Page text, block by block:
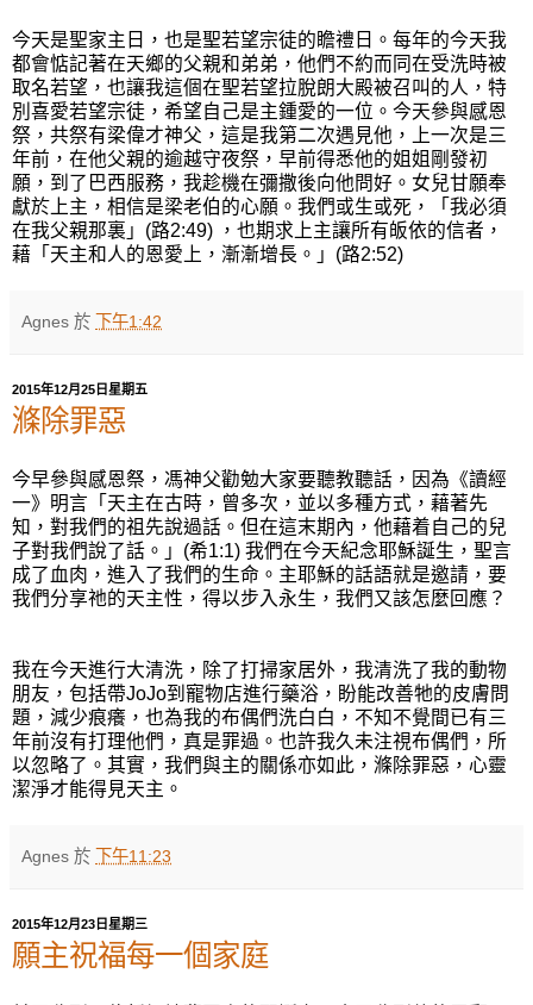
今天是聖家主日，也是聖若望宗徒的瞻禮日。每年的今天我
都會惦記著在天鄉的父親和弟弟，他們不約而同在受洗時被
取名若望，也讓我這個在聖若望拉脫朗大殿被召叫的人，特
別喜愛若望宗徒，希望自己是主鍾愛的一位。今天參與感恩
祭，共祭有梁偉才神父，這是我第二次遇見他，上一次是三
年前，在他父親的逾越守夜祭，早前得悉他的姐姐剛發初
願，到了巴西服務，我趁機在彌撒後向他問好。女兒甘願奉
獻於上主，相信是梁老伯的心願。我們或生或死，「我必須
在我父親那裏」(路2:49) ，也期求上主讓所有皈依的信者，
藉「天主和人的恩愛上，漸漸增長。」(路2:52)
Agnes 於 下午1:42
2015年12月25日星期五
滌除罪惡
今早參與感恩祭，馮神父勸勉大家要聽教聽話，因為《讀經
一》明言「天主在古時，曾多次，並以多種方式，藉著先
知，對我們的祖先說過話。但在這末期內，他藉着自己的兒
子對我們說了話。」 (希1:1) 我們在今天紀念耶穌誕生，聖言
成了血肉，進入了我們的生命。主耶穌的話語就是邀請，要
我們分享祂的天主性，得以步入永生，我們又該怎麼回應？
我在今天進行大清洗，除了打掃家居外，我清洗了我的動物
朋友，包括帶JoJo到寵物店進行藥浴，盼能改善牠的皮膚問
題，減少痕癢，也為我的布偶們洗白白，不知不覺間已有三
年前沒有打理他們，真是罪過。也許我久未注視布偶們，所
以忽略了。其實，我們與主的關係亦如此，滌除罪惡，心靈
潔淨才能得見天主。
Agnes 於 下午11:23
2015年12月23日星期三
願主祝福每一個家庭